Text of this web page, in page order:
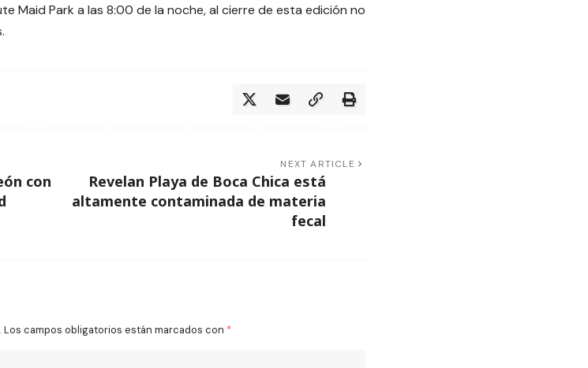
Maid Park a las 8:00 de la noche, al cierre de esta edición no
con
NEXT ARTICLE
Revelan Playa de Boca Chica está
altamente contaminada de materia
fecal
Los campos obligatorios están marcados con *